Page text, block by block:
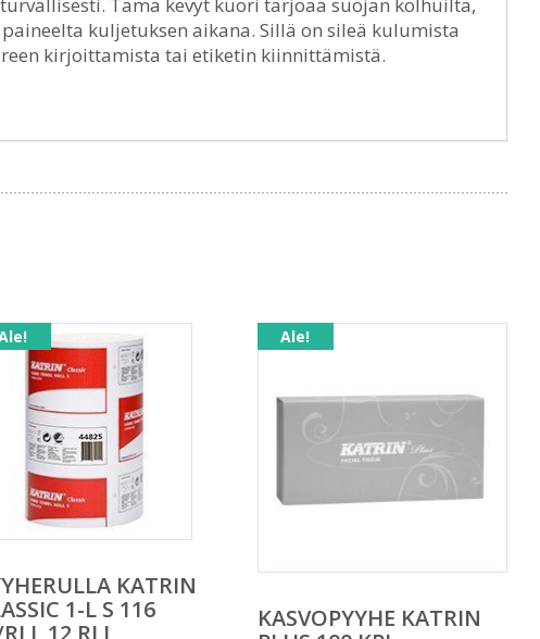
kuljetuksen aikana. Sillä on sileä kulumista
kirjoittamista tai etiketin kiinnittämistä.
KATRIN
1-L S 116
12 RLL
Ale!
KASVOPYYHE KATRIN